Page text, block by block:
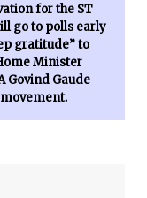
for the ST
go to polls early
gratitude” to
Minister
Govind Gaude